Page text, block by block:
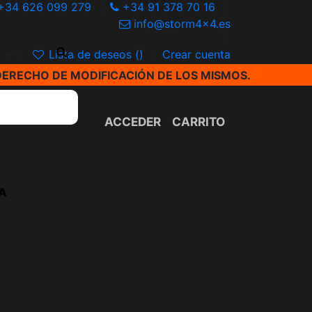
626 099 279
+34 91 378 70 16
info@storm4x4.es
Lista de deseos ()
Crear cuenta
DE MODIFICACIÓN DE LOS MISMOS.
ACCEDER CARRITO